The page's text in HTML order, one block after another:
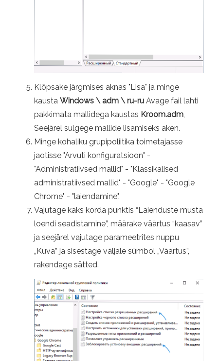
Klõpsake järgmises aknas "Lisa" ja minge
kausta Windows \ adm \ ru-ru Avage fail lahti
pakkimata mallidega kaustas Kroom.adm,
Seejärel sulgege mallide lisamiseks aken.
Minge kohaliku grupipoliitika toimetajasse
jaotisse "Arvuti konfiguratsioon" -
"Administratiivsed mallid" - "Klassikalised
administratiivsed mallid" - "Google" - "Google
Chrome" - "laiendamine".
Vajutage kaks korda punktis “Laienduste musta
loendi seadistamine”, määrake väärtus “kaasav”
ja seejärel vajutage parameetrites nuppu
„Kuva” ja sisestage väljale sümbol „Väärtus”,
rakendage sätted.